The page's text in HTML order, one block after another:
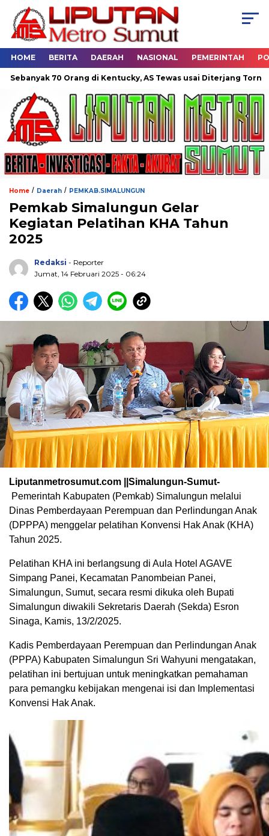
HOME BERITA DAERAH NASIONAL PEMERINTAH
70 Orang di Kentucky, AS Tewas usai Diterjang Tornado
Home / Daerah / PEMKAB.SIMALUNGUN
Pemkab Simalungun Gelar
Kegiatan Pelatihan KHA Tahun
2025
Redaksi - Reporter
Jumat, 14 Februari 2025 - 06:24
Liputanmetrosumut.com ||Simalungun-Sumut-
Pemerintah Kabupaten (Pemkab) Simalungun melalui
Dinas Pemberdayaan Perempuan dan Perlindungan Anak
(DPPPA) menggelar pelatihan Konvensi Hak Anak (KHA)
Tahun 2025.
Pelatihan KHA ini berlangsung di Aula Hotel AGAVE
Simpang Panei, Kecamatan Panombeian Panei,
Simalungun, Sumut, secara resmi dikuka oleh Bupati
Simalungun diwakili Sekretaris Daerah (Sekda) Esron
Sinaga, Kamis, 13/2/2025.
Kadis Pemberdayaan Perempuan dan Perlindungan Anak
(PPPA) Kabupaten Simalungun Sri Wahyuni mengatakan,
pelatihan ini bertujuan untuk meningkatkan pemahaman
para pemangku kebijakan mengenai isi dan Implementasi
Konvensi Hak Anak.